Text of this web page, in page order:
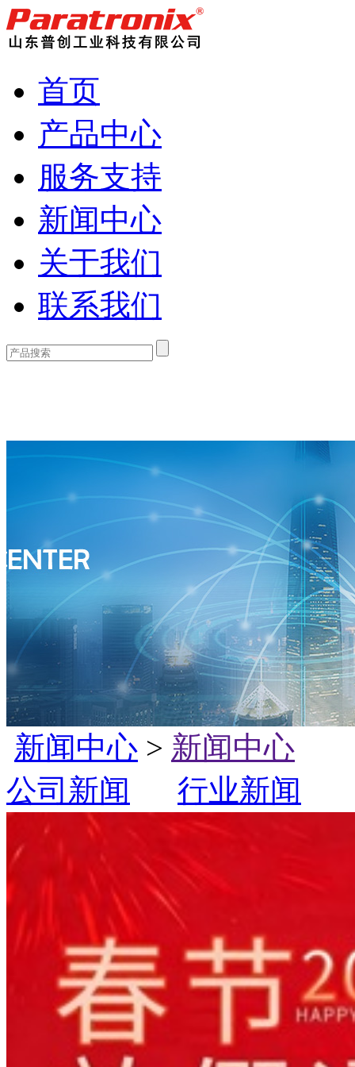
首页
产品中心
服务支持
新闻中心
关于我们
联系我们
新闻中心 > 新闻中心
公司新闻
行业新闻